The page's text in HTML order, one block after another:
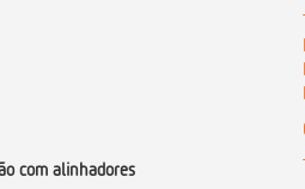
com alinhadores